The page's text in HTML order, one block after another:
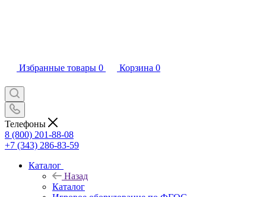
Избранные товары 0 Корзина 0
Телефоны
8 (800) 201-88-08
+7 (343) 286-83-59
Каталог
Назад
Каталог